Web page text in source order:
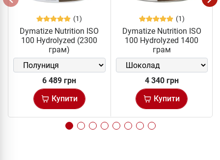
(1)
Dymatize Nutrition ISO
100 Hydrolyzed (2300
грам)
6 489 грн
Купити
(1)
Dymatize Nutrition ISO
100 Hydrolyzed 1400
грам
4 340 грн
Купити